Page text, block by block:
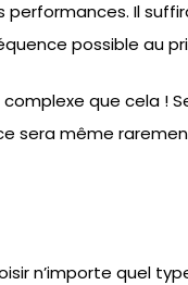
Il
possible au
que cela !
sera même
n’importe quel